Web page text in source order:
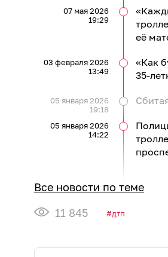
её
07 мая 2026
19:29
«Как
03 февраля 2026
13:49
05 января 2026
19:18
05 января 2026
14:22
Все новости по теме
11 845
дтп